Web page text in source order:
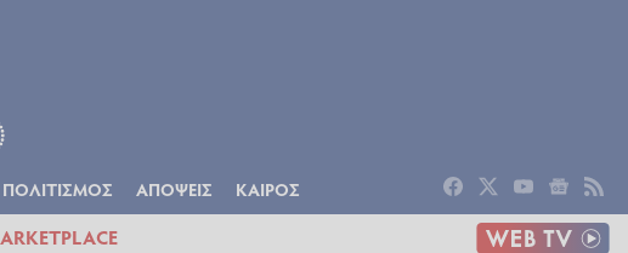
ΠΟΛΙΤΙΣΜΟΣ ΑΠΟΨΕΙΣ ΚΑΙΡΟΣ